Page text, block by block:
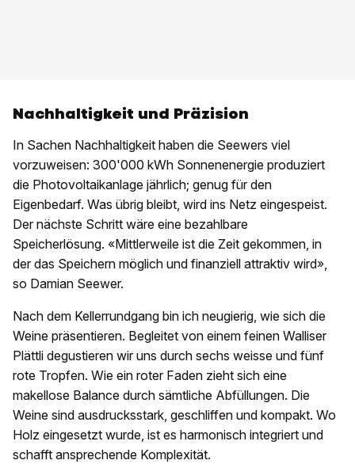
Nachhaltigkeit und Präzision
In Sachen Nachhaltigkeit haben die Seewers viel
vorzuweisen: 300'000 kWh Sonnenenergie produziert
die Photovoltaikanlage jährlich; genug für den
Eigenbedarf. Was übrig bleibt, wird ins Netz eingespeist.
Der nächste Schritt wäre eine bezahlbare
Speicherlösung. «Mittlerweile ist die Zeit gekommen, in
der das Speichern möglich und finanziell attraktiv wird»,
so Damian Seewer.
Nach dem Kellerrundgang bin ich neugierig, wie sich die
Weine präsentieren. Begleitet von einem feinen Walliser
Plättli degustieren wir uns durch sechs weisse und fünf
rote Tropfen. Wie ein roter Faden zieht sich eine
makellose Balance durch sämtliche Abfüllungen. Die
Weine sind ausdrucksstark, geschliffen und kompakt. Wo
Holz eingesetzt wurde, ist es harmonisch integriert und
schafft ansprechende Komplexität.